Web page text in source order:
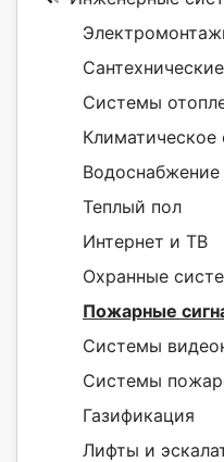
Системы
Климатическое
Теплый пол
Интернет и ТВ
Охранные
Пожарные
Системы
Системы
Газификация
Лифты и